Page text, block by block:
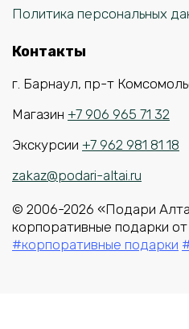
Политика персональных
Контакты
г. Барнаул, пр-т
Магазин +7 906 965 71 32
Экскурсии +7 962 981 81 18
zakaz@podari-altai.ru
© 2006-2026 «Подари
корпоративные подарки
#корпоративные подарки